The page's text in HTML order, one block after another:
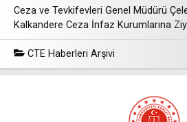
Ceza ve Tevkifevleri Genel Müdürü
Kalkandere Ceza İnfaz Kurumlarına
CTE Haberleri Arşivi